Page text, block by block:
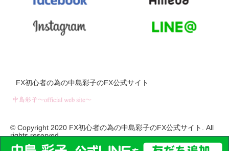
FX初心者の為の中島彩子のFX公式サイト
© Copyright 2020 FX初心者の為の中島彩子のFX公式サイト. All
rights reserved.